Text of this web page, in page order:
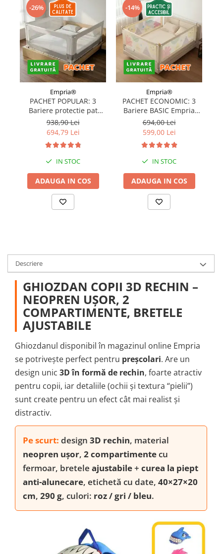
Ingrijire adulti
Siguranta animale companie
Carduri Cadou
Propuneri Cadou
Produse Sub 50 Lei
Resigilate
-26%
Empria®
PACHET POPULAR: 3
Bariere protectie pat
copii, SELECT, 160x200
cm
938,90 Lei
694,79 Lei
IN STOC
ADAUGA IN COS
-14%
Empria®
PACHET ECONOMIC: 3
Bariere BASIC Empria
protectie pat 160X200 cm
+ bara stabilizatoare
694,00 Lei
599,00 Lei
IN STOC
ADAUGA IN COS
Descriere
GHIOZDAN COPII 3D RECHIN –
NEOPREN UȘOR, 2
COMPARTIMENTE, BRETELE
AJUSTABILE
Ghiozdanul disponibil în magazinul online Empria
se potrivește perfect pentru preșcolari. Are un
design unic 3D în formă de rechin, foarte atractiv
pentru copii, iar detaliile (ochii și textura “pielii”)
sunt create pentru un efect cât mai realist și
distractiv.
Pe scurt: design 3D rechin, material
neopren ușor, 2 compartimentecu
fermoar, bretele ajustabile+ curea la piept
anti-alunecare, etichetă cu date, 40×27×20
cm, 290 g, culori: roz / gri / bleu.